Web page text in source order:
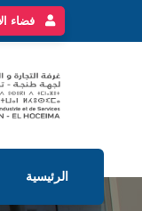
فضاء
الرئيسية